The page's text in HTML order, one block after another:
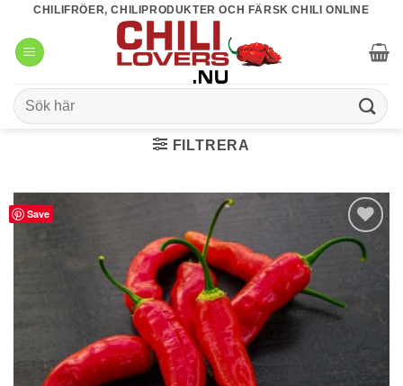
content
CHILIFRÖER, CHILIPRODUKTER OCH FÄRSK CHILI ONLINE
Sök
efter:
FILTRERA
Save
lägg till i
favoriter